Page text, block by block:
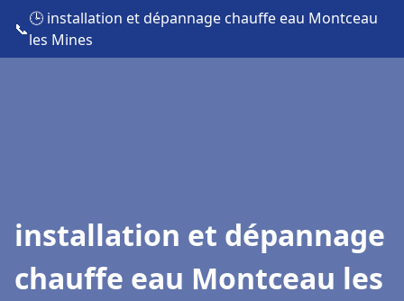
📞
🕒 installation et dépannage chauffe eau Montceau
les Mines
installation et dépannage
chauffe eau Montceau les